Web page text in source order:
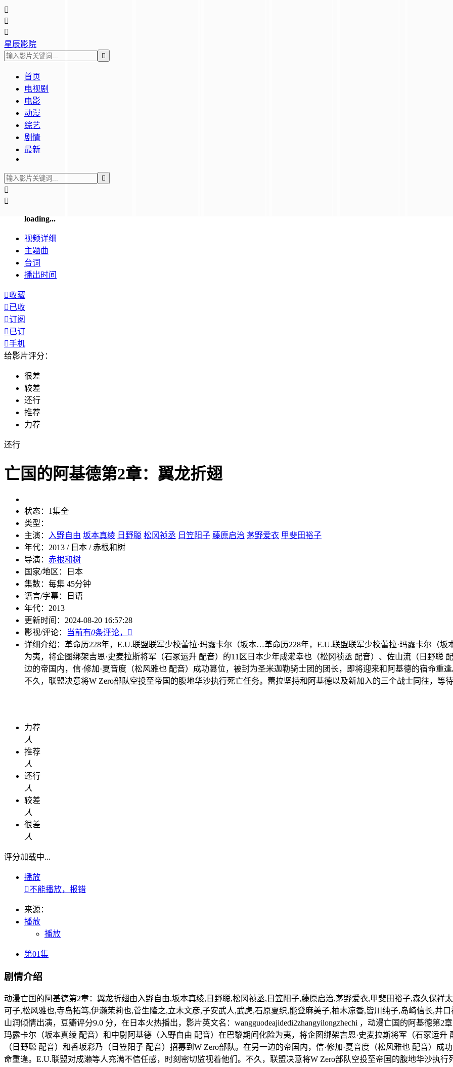



星辰影院

首页
电视剧
电影
动漫
综艺
剧情
最新



loading...
视频详细
主题曲
台词
播出时间
收藏
已收
订阅
已订
手机
给影片评分：
很差
较差
还行
推荐
力荐
还行
亡国的阿基德第2章：翼龙折翅
状态： 1集全
类型：
主演：
入野自由 坂本真绫 日野聪 松冈祯丞 日笠阳子 藤原启治 茅野爱衣 甲斐田裕子
年代： 2013 / 日本 / 赤根和树
导演： 赤根和树
国家/地区：
日本
集数： 每集 45分钟
语言/字幕：
日语
年代： 2013
更新时间： 2024-08-20 16:57:28
影视/评论：
当前有0条评论，

详细介绍： 革命历228年，E.U.联盟联军少校蕾拉·玛露卡尔（坂本…革命历228年，E.U.联盟联军少校蕾拉·玛露卡尔（
为夷，将企图绑架吉恩·史麦拉斯将军（石冢运升 配音）的11区日本少年成濑幸也（松冈祯丞 配音）、佐山流（日野聪
边的帝国内，信·修加·夏音度（松风雅也 配音）成功篡位，被封为圣米迦勒骑士团的团长，即将迎来和阿基德的宿命重
不久，联盟决意将W Zero部队空投至帝国的腹地华沙执行死亡任务。蕾拉坚持和阿基德以及新加入的三个战士同往，
力荐
人
推荐
人
还行
人
较差
人
很差
人
评分加载中...
播放
不能播放，报错
来源：
播放
播放
第01集
剧情介绍
动漫亡国的阿基德第2章：翼龙折翅由入野自由,坂本真绫,日野聪,松冈祯丞,日笠阳子,藤原启治,茅野爱衣,甲斐田裕子,森久保祥
可子,松风雅也,寺岛拓笃,伊濑茉莉也,菅生隆之,立木文彦,子安武人,武虎,石原夏织,能登麻美子,柚木凉香,皆川纯子,岛崎信长,井
山润倾情出演，豆瓣评分9.0 分，在日本火热播出，影片英文名：wangguodeajidedi2zhangyilongzhechi ，动漫亡国的阿基德第
玛露卡尔（坂本真绫 配音）和中尉阿基德（入野自由 配音）在巴黎期间化险为夷，将企图绑架吉恩·史麦拉斯将军（石冢运
（日野聪 配音）和香坂彩乃（日笠阳子 配音）招募到W Zero部队。在另一边的帝国内，信·修加·夏音度（松风雅也 配音）
命重逢。E.U.联盟对成濑等人充满不信任感，时刻密切监视着他们。不久，联盟决意将W Zero部队空投至帝国的腹地华沙执